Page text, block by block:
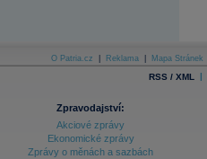
O Patria.cz Reklama Mapa Stránek
RSS / XML |
Zpravodajství:
Akciové zprávy
Ekonomické zprávy
Zprávy o měnách a sazbách